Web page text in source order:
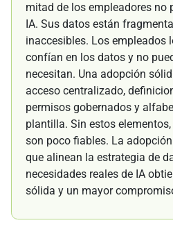
mitad de los empleadores no
IA. Sus datos están
inaccesibles. Los empleados
confían en los datos y no
necesitan. Una adopción
acceso centralizado,
permisos gobernados y
plantilla. Sin estos
son poco fiables. La
que alinean la estrategia de
necesidades reales de IA
sólida y un mayor